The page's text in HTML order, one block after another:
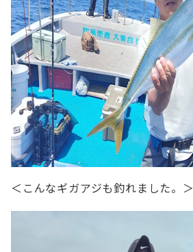
＜こんなギガアジも釣れました。＞